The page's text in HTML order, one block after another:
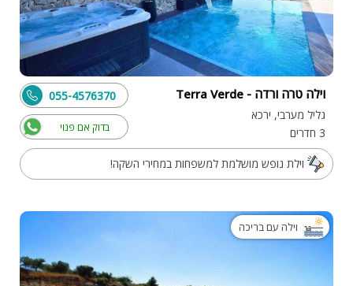
וילה טרה ורדה - Terra Verde
גליל מערבי, ירכא
3 חדרים
בדוק אם פנוי
055-4576370
וילת נופש מושלמת למשפחות במחירי השקה!
וילה עם בריכה